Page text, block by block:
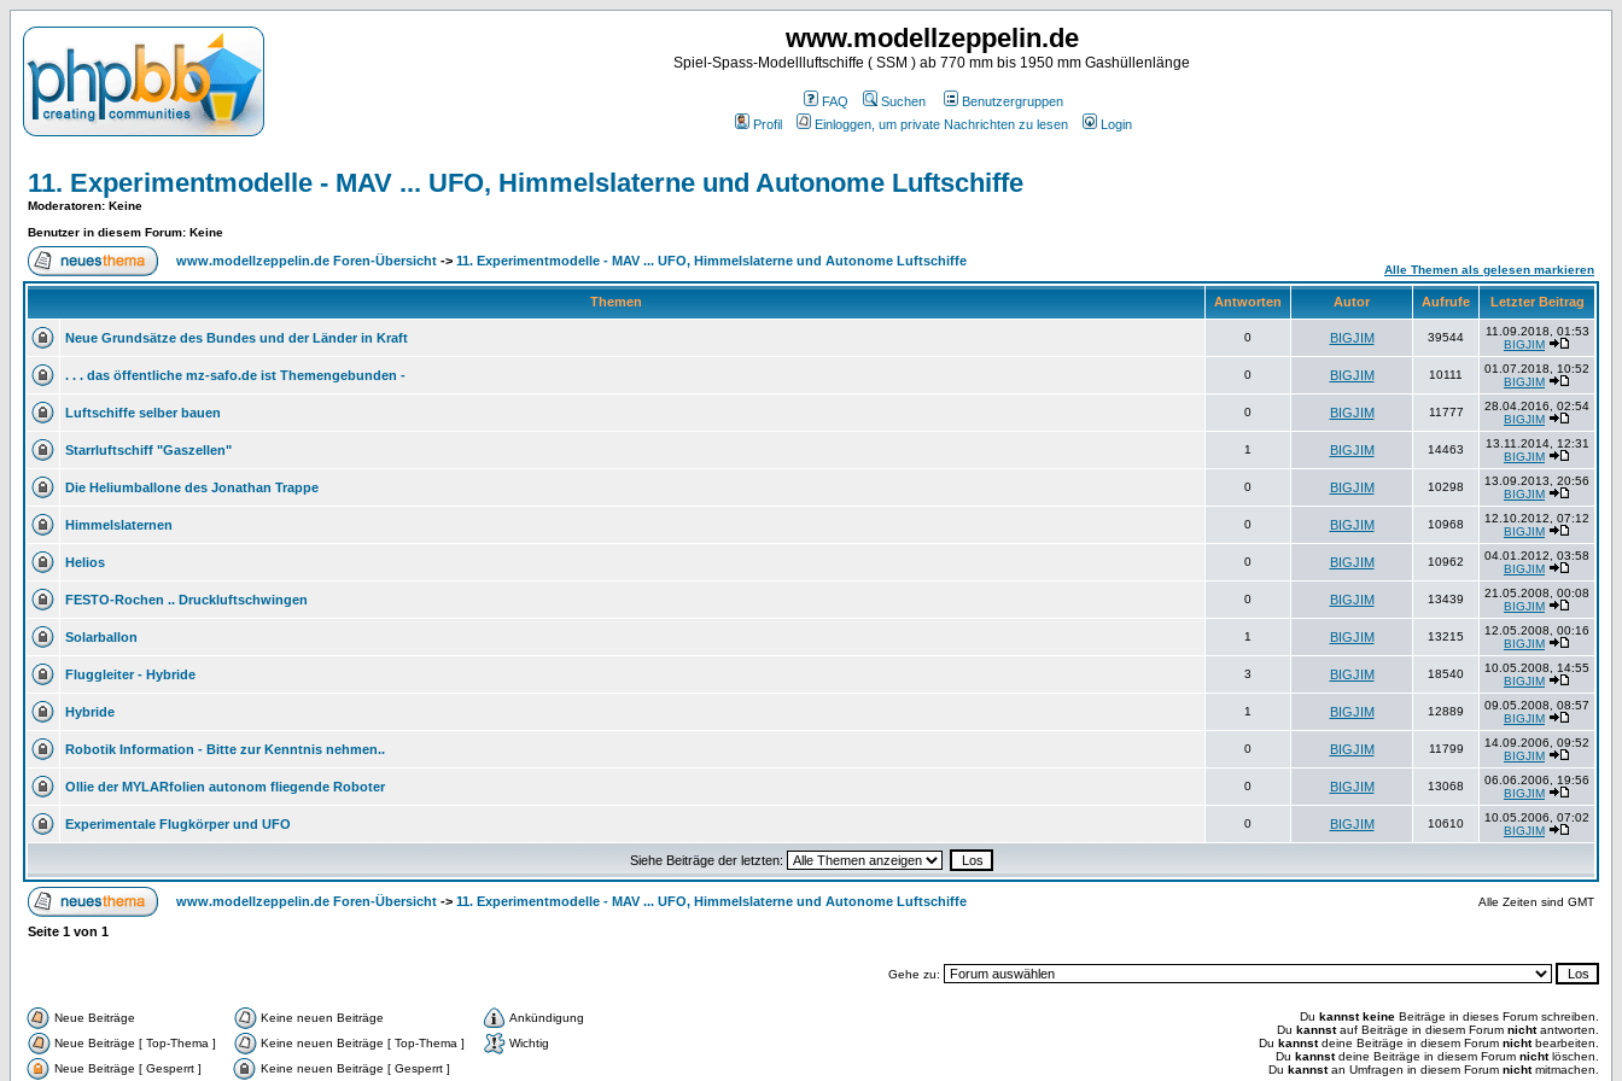
www.modellzeppelin.de
Spiel-Spass-Modellluftschiffe ( SSM ) ab 770 mm bis 1950 mm Gashüllenlänge
FAQ Suchen
Benutzergruppen
Profil
Einloggen, um private Nachrichten zu lesen Login
11. Experimentmodelle - MAV ... UFO, Himmelslaterne und Autonome Luftschiffe
Moderatoren: Keine
Benutzer in diesem Forum: Keine
www.modellzeppelin.de Foren-Übersicht -> 11. Experimentmodelle - MAV ... UFO, Himmelslaterne und Autonome Luftschiffe
Alle Themen als gelesen markieren
Themen Antworten Autor Aufrufe Letzter Beitrag
Neue Grundsätze des Bundes und der Länder in Kraft 0 BIGJIM 39544
11.09.2018, 01:53
BIGJIM
. . . das öffentliche mz-safo.de ist Themengebunden - 0 BIGJIM 10111
01.07.2018, 10:52
BIGJIM
Luftschiffe selber bauen 0 BIGJIM 11777
28.04.2016, 02:54
BIGJIM
Starrluftschiff "Gaszellen" 1 BIGJIM 14463
13.11.2014, 12:31
BIGJIM
Die Heliumballone des Jonathan Trappe 0 BIGJIM 10298
13.09.2013, 20:56
BIGJIM
Himmelslaternen 0 BIGJIM 10968
12.10.2012, 07:12
BIGJIM
Helios 0 BIGJIM 10962
04.01.2012, 03:58
BIGJIM
FESTO-Rochen .. Druckluftschwingen 0 BIGJIM 13439
21.05.2008, 00:08
BIGJIM
Solarballon 1 BIGJIM 13215
12.05.2008, 00:16
BIGJIM
Fluggleiter - Hybride 3 BIGJIM 18540
10.05.2008, 14:55
BIGJIM
Hybride 1 BIGJIM 12889
09.05.2008, 08:57
BIGJIM
Robotik Information - Bitte zur Kenntnis nehmen.. 0 BIGJIM 11799
14.09.2006, 09:52
BIGJIM
Ollie der MYLARfolien autonom fliegende Roboter 0 BIGJIM 13068
06.06.2006, 19:56
BIGJIM
Experimentale Flugkörper und UFO 0 BIGJIM 10610
10.05.2006, 07:02
BIGJIM
Siehe Beiträge der letzten:
www.modellzeppelin.de Foren-Übersicht -> 11. Experimentmodelle - MAV ... UFO, Himmelslaterne und Autonome Luftschiffe Alle Zeiten sind GMT
Seite 1 von 1
Gehe zu:
Neue Beiträge Keine neuen Beiträge
Ankündigung
Neue Beiträge [ Top-Thema ]
Keine neuen Beiträge [ Top-Thema ]
Wichtig
Neue Beiträge [ Gesperrt ]
Keine neuen Beiträge [ Gesperrt ]
Du kannst keine Beiträge in dieses Forum schreiben.
Du kannstauf Beiträge in diesem Forum nichtantworten.
Du kannstdeine Beiträge in diesem Forum nichtbearbeiten.
Du kannstdeine Beiträge in diesem Forum nichtlöschen.
Du kannstan Umfragen in diesem Forum nichtmitmachen.